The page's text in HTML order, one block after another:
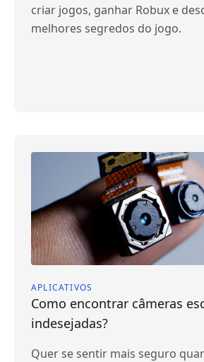
criar jogos, ganhar Robux e
melhores segredos do jogo.
APLICATIVOS
Como encontrar câmeras
indesejadas?
Quer se sentir mais seguro